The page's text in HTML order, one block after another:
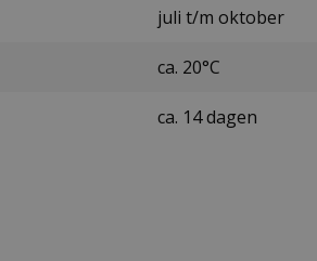
juli t/m oktober
ca. 20°C
ca. 14 dagen